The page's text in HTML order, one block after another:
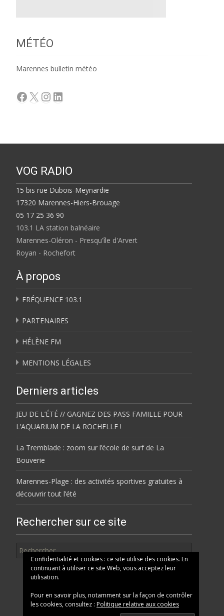
MÉTÉO
Marennes bulletin météo
Facebook
X Instagram
LinkedIn
VOG RADIO
15 bis rue Dubois-Meynardie
17320 Marennes-Hiers-Brouage
05 17 25 36 90
103.1 LA station balnéaire
Marennes-Oléron - Presqu'île d'Arvert
Royan - Rochefort
À propos
FRÉQUENCE 103.1
PARTENAIRES
HÉLÈNE FM
MENTIONS LÉGALES
Derniers articles
JEU DE L’ÉTÉ // GAGNEZ DES PASS FAMILLE POUR
L’AQUARIUM DE LA ROCHELLE !
La Tremblade : zoom sur l’école de surf de La
Bouverie
Marennes-Plage : des activités sportives gratuites à
découvrir tout l’été
Rechercher sur ce site
Confidentialité et cookies : ce site utilise des cookies. En
continuant à utiliser ce site Web, vous acceptez leur
utilisation.
Pour en savoir plus, notamment sur la façon de contrôler
les cookies, consultez : Politique relative aux cookies